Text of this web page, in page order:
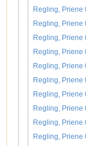
Regling, Priene
Regling, Priene
Regling, Priene
Regling, Priene
Regling, Priene
Regling, Priene
Regling, Priene
Regling, Priene
Regling, Priene
Regling, Priene